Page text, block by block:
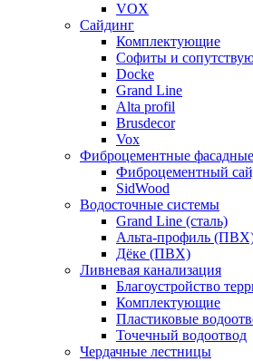
VOX
Сайдинг
Комплектующие
Софиты и
Docke
Grand Line
Alta profil
Brusdecor
Vox
Фиброцементные
Фиброцементный
SidWood
Водосточные системы
Grand Line (сталь)
Альта-профиль
Дёке (ПВХ)
Ливневая канализация
Благоустройство
Комплектующие
Пластиковые
Точечный водоотвод
Чердачные лестницы